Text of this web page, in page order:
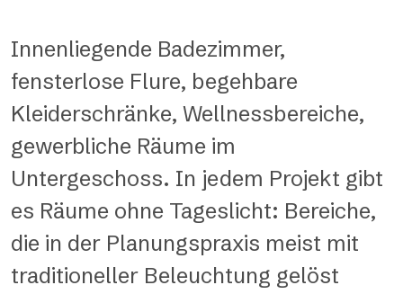
Innenliegende Badezimmer,
fensterlose Flure, begehbare
Kleiderschränke, Wellnessbereiche,
gewerbliche Räume im
Untergeschoss. In jedem Projekt gibt
es Räume ohne Tageslicht: Bereiche,
die in der Planungspraxis meist mit
traditioneller Beleuchtung gelöst